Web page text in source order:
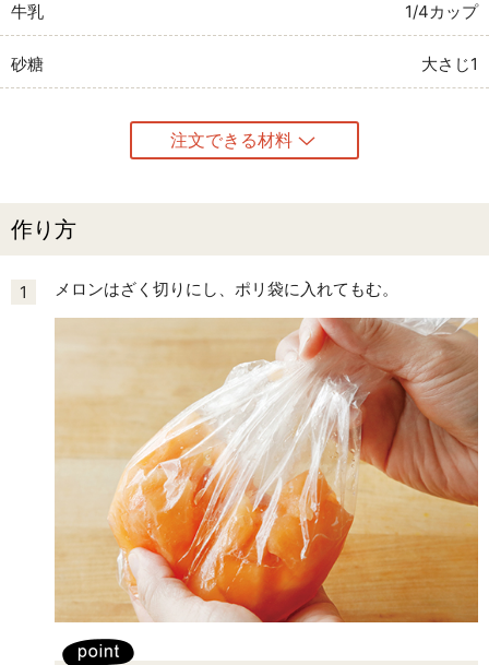
牛乳 1/4カップ
砂糖 大さじ1
注文できる材料
作り方
1 メロンはざく切りにし、ポリ袋に入れてもむ。